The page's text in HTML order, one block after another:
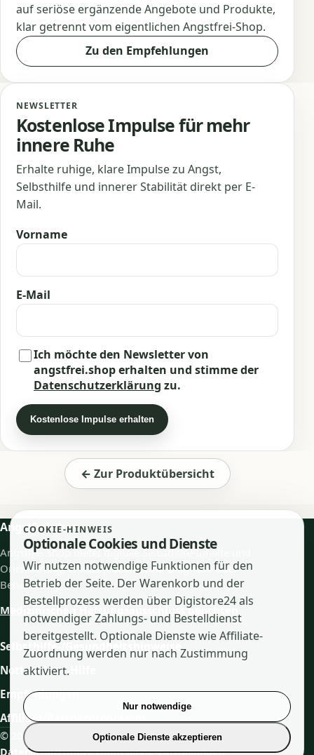
auf seriöse ergänzende Angebote und Produkte,
klar getrennt vom eigentlichen Angstfrei-Shop.
Zu den Empfehlungen
NEWSLETTER
Kostenlose Impulse für mehr
innere Ruhe
Erhalte ruhige, klare Impulse zu Angst,
Selbsthilfe und innerer Stabilität direkt per E-
Mail.
Vorname
E-Mail
Ich möchte den Newsletter von
angstfrei.shop erhalten und stimme der
Datenschutzerklärung zu.
Kostenlose Impulse erhalten
← Zur Produktübersicht
Angstfrei.shop
Angstfrei.shop bietet digitale Selbsthilfe-Inhalte und
Orientierung, ersetzt jedoch keine Diagnose oder
Behandlung.
Medizinischen Haftungsausschluss beachten
Selbsthilfe-/Gesundheitshinweise
Notfall/Akut-Hilfe
Empfehlungen
Affiliate/Partnerprogramm
© 2026 Angstfrei.shop
DatenschutzImpressumCookie-Einstellungen
COOKIE-HINWEIS
Optionale Cookies und Dienste
Wir nutzen notwendige Funktionen für den
Betrieb der Seite. Der Warenkorb und der
Bestellprozess werden über Digistore24 als
notwendiger Zahlungs- und Bestelldienst
bereitgestellt. Optionale Dienste wie Affiliate-
Zuordnung werden nur nach Zustimmung
aktiviert.
Nur notwendige
Optionale Dienste akzeptieren